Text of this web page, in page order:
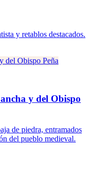
y retablos destacados.
y del Obispo
de piedra, entramados
del pueblo medieval.